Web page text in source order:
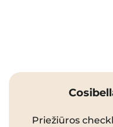
Priežiūros